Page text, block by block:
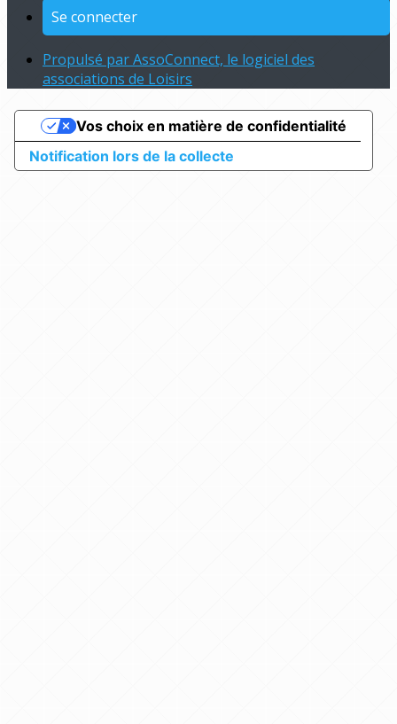
Se connecter
Propulsé par AssoConnect, le logiciel des
associations de Loisirs
Notification lors de la collecte
Vos choix en matière de confidentialité